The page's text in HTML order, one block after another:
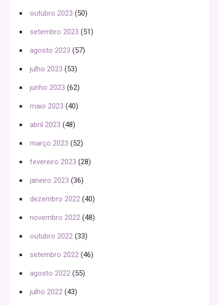
outubro 2023 (50)
setembro 2023 (51)
agosto 2023 (57)
julho 2023 (53)
junho 2023 (62)
maio 2023 (40)
abril 2023 (48)
março 2023 (52)
fevereiro 2023 (28)
janeiro 2023 (36)
dezembro 2022 (40)
novembro 2022 (48)
outubro 2022 (33)
setembro 2022 (46)
agosto 2022 (55)
julho 2022 (43)